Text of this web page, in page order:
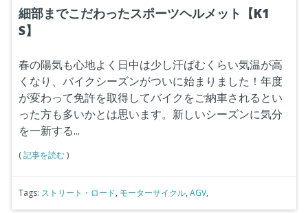
細部までこだわったスポーツヘルメット【K1
S】
春の陽気も心地よく日中は少し汗ばむくらい気温が高
くなり、バイクシーズンがついに始まりました！年度
が変わって免許を取得してバイクをご納車されるとい
った方も多いかとは思います。新しいシーズンに気分
を一新する...
(記事を読む)
Tags: ストリート・ロード, モーターサイクル, AGV,